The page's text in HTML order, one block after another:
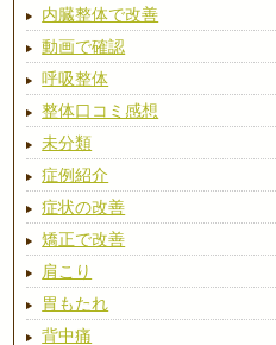
内臓整体で改善
動画で確認
呼吸整体
整体口コミ感想
未分類
症例紹介
症状の改善
矯正で改善
肩こり
胃もたれ
背中痛